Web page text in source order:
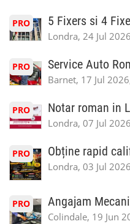
PRO 5 Fixers si 4
Londra, 24 Jul
PRO Service Auto
Barnet, 17 Jul
PRO Notar roman in
Londra, 07 Jul
PRO Obține rapid
Londra, 03 Jul
PRO Angajam
Colindale, 19 Jun